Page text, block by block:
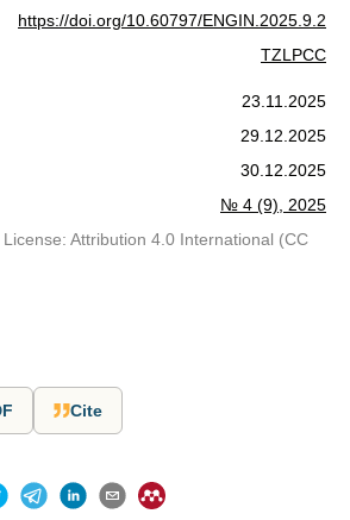
https://doi.org/10.60797/ENGIN.2025.9.2
TZLPCC
23.11.2025
29.12.2025
30.12.2025
№ 4 (9), 2025
Attribution 4.0 International (CC
Cite